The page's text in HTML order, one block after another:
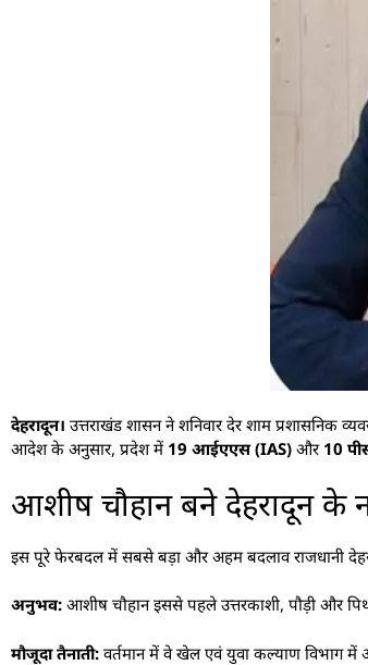
देहरादून। उत्तराखंड शासन ने शनिवार देर शाम प्रशासनिक
आदेश के अनुसार, प्रदेश में 19 आईएएस (IAS) और 10
आशीष चौहान बने देहरादून के
इस पूरे फेरबदल में सबसे बड़ा और अहम बदलाव राजधानी
अनुभव: आशीष चौहान इससे पहले उत्तरकाशी, पौड़ी और
मौजूदा तैनाती: वर्तमान में वे खेल एवं युवा कल्याण विभाग में